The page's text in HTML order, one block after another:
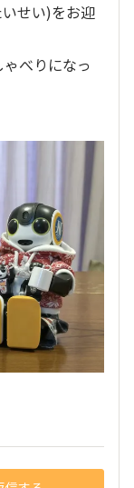
せい)をお迎
べりになっ